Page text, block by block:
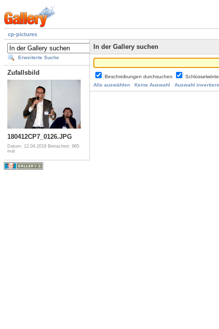
cp-pictures
Erweiterte Suche
Zufallsbild
180412CP7_0126.JPG
Datum: 12.04.2018 Betrachtet: 965
mal
In der Gallery suchen
Beschreibungen durchsuchen
Alle auswählen
Keine Auswahl Auswahl